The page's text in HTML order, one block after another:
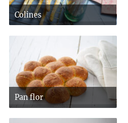
Colines
Pan flor